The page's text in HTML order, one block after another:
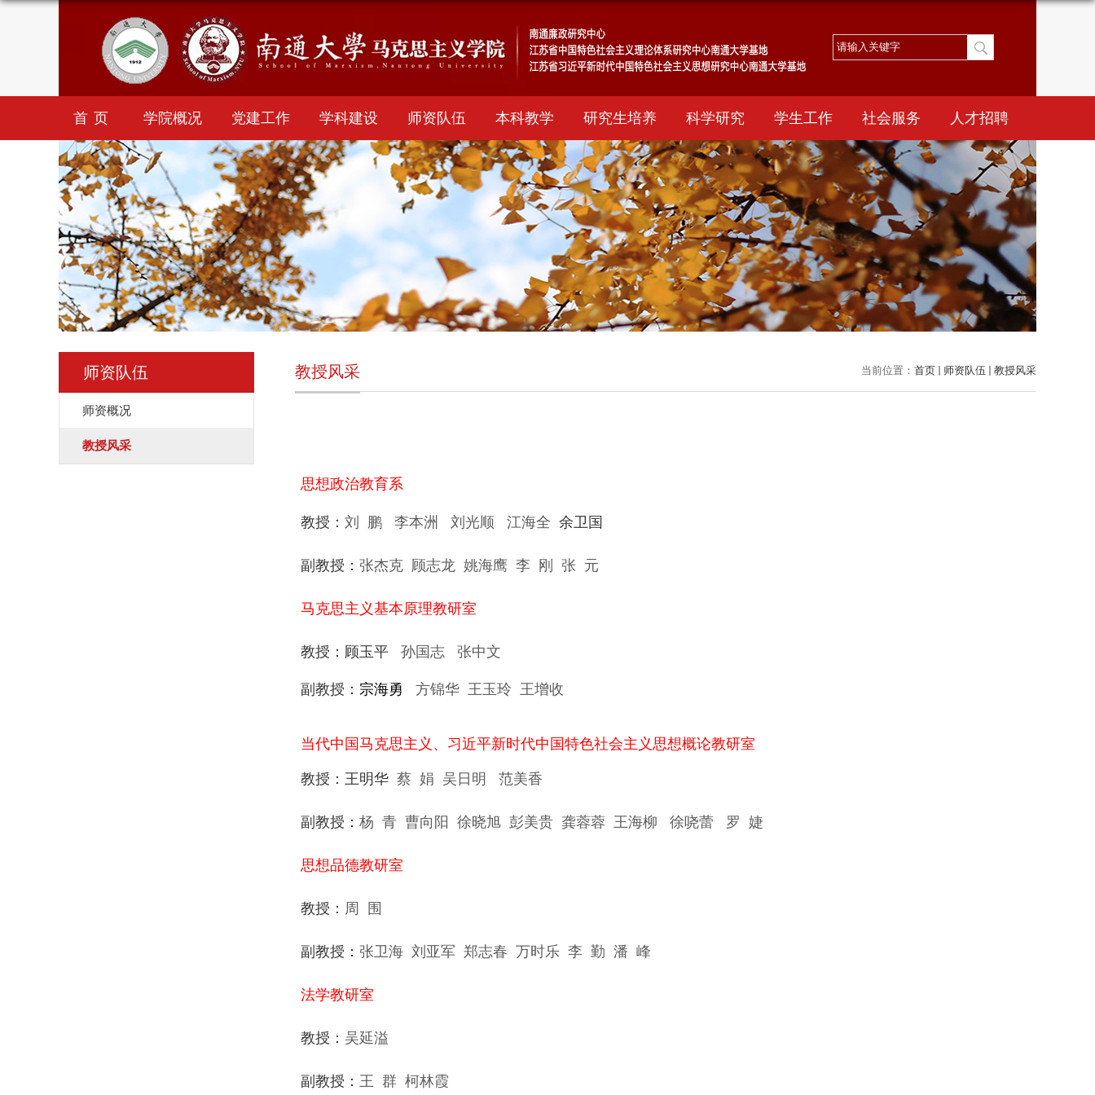
首页 学院概况 党建工作 学科建设 师资队伍 本科教学 研究生培养 科学研究 学生工作 社会服务 人才招聘
师资队伍
师资概况
教授风采
当前位置： 首页 师资队伍 教授风采
教授风采
思想政治教育系
教授： 刘 鹏 李本洲 刘光顺 江海全 余卫国
副教授： 张杰克 顾志龙 姚海鹰 李 刚 张 元
马克思主义基本原理教研室
教授：顾玉平 孙国志 张中文
副教授： 宗海勇 方锦华 王玉玲 王增收
当代中国马克思主义、习近平新时代中国特色社会主义思想概论教研室
教授：王明华 蔡 娟 吴日明 范美香
副教授： 杨 青 曹向阳 徐晓旭 彭美贵 龚蓉蓉 王海柳 徐哓蕾 罗 婕
思想品德教研室
教授： 周 围
副教授： 张卫海 刘亚军 郑志春 万时乐 李 勤 潘 峰
法学教研室
教授： 吴延溢
副教授： 王 群 柯林霞